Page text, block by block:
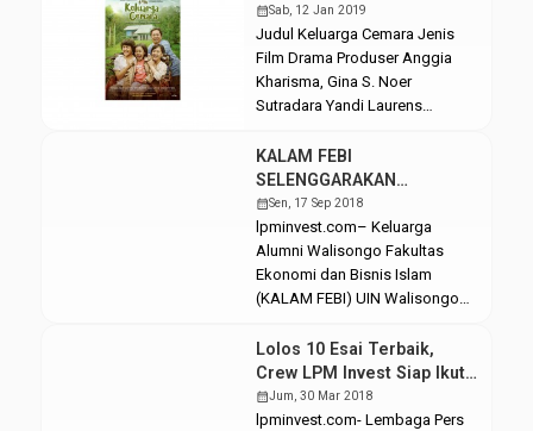
calendar_monthSab, 12 Jan 2019
Judul Keluarga Cemara Jenis
Film Drama Produser Anggia
Kharisma, Gina S. Noer
Sutradara Yandi Laurens
Presensi Iswatun Ulia Menjadi
keluarga ideal merupakan
dambaan bagi setiap keluarga.
Lantas sebenarnya citra
keluarga ideal itu seperti apa?
Apakah mereka yang
berlimpahan materi sehingga
kebutuhan, atau bahkan
sebaliknya? Melalui film yang
disutradarai oleh […]
KALAM FEBI
SELENGGARAKAN
KONGRES ALUMNI
calendar_monthSen, 17 Sep 2018
lpminvest.com– Keluarga
Alumni Walisongo Fakultas
Ekonomi dan Bisnis Islam
(KALAM FEBI) UIN Walisongo
sarasehan dan kongres II yang
bertajuk “Meneguhkan Harmoni,
Meneguhkan Persatuan”. Acara
diselenggarakan di ballromm
Lolos 10 Esai Terbaik,
Crew LPM Invest Siap Ikuti
Kompetisi Debat
calendar_monthJum, 30 Mar 2018
lpminvest.com- Lembaga Pers